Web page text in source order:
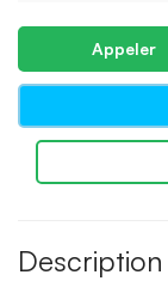
Appeler
Description